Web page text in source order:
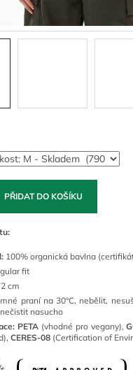
PŘIDAT DO KOŠÍKU
100% organická bavlna
fit
cm
praní na 30°C, nebělit,
nasucho
PETA (vhodné pro vegany),
CERES-08 (Certification of